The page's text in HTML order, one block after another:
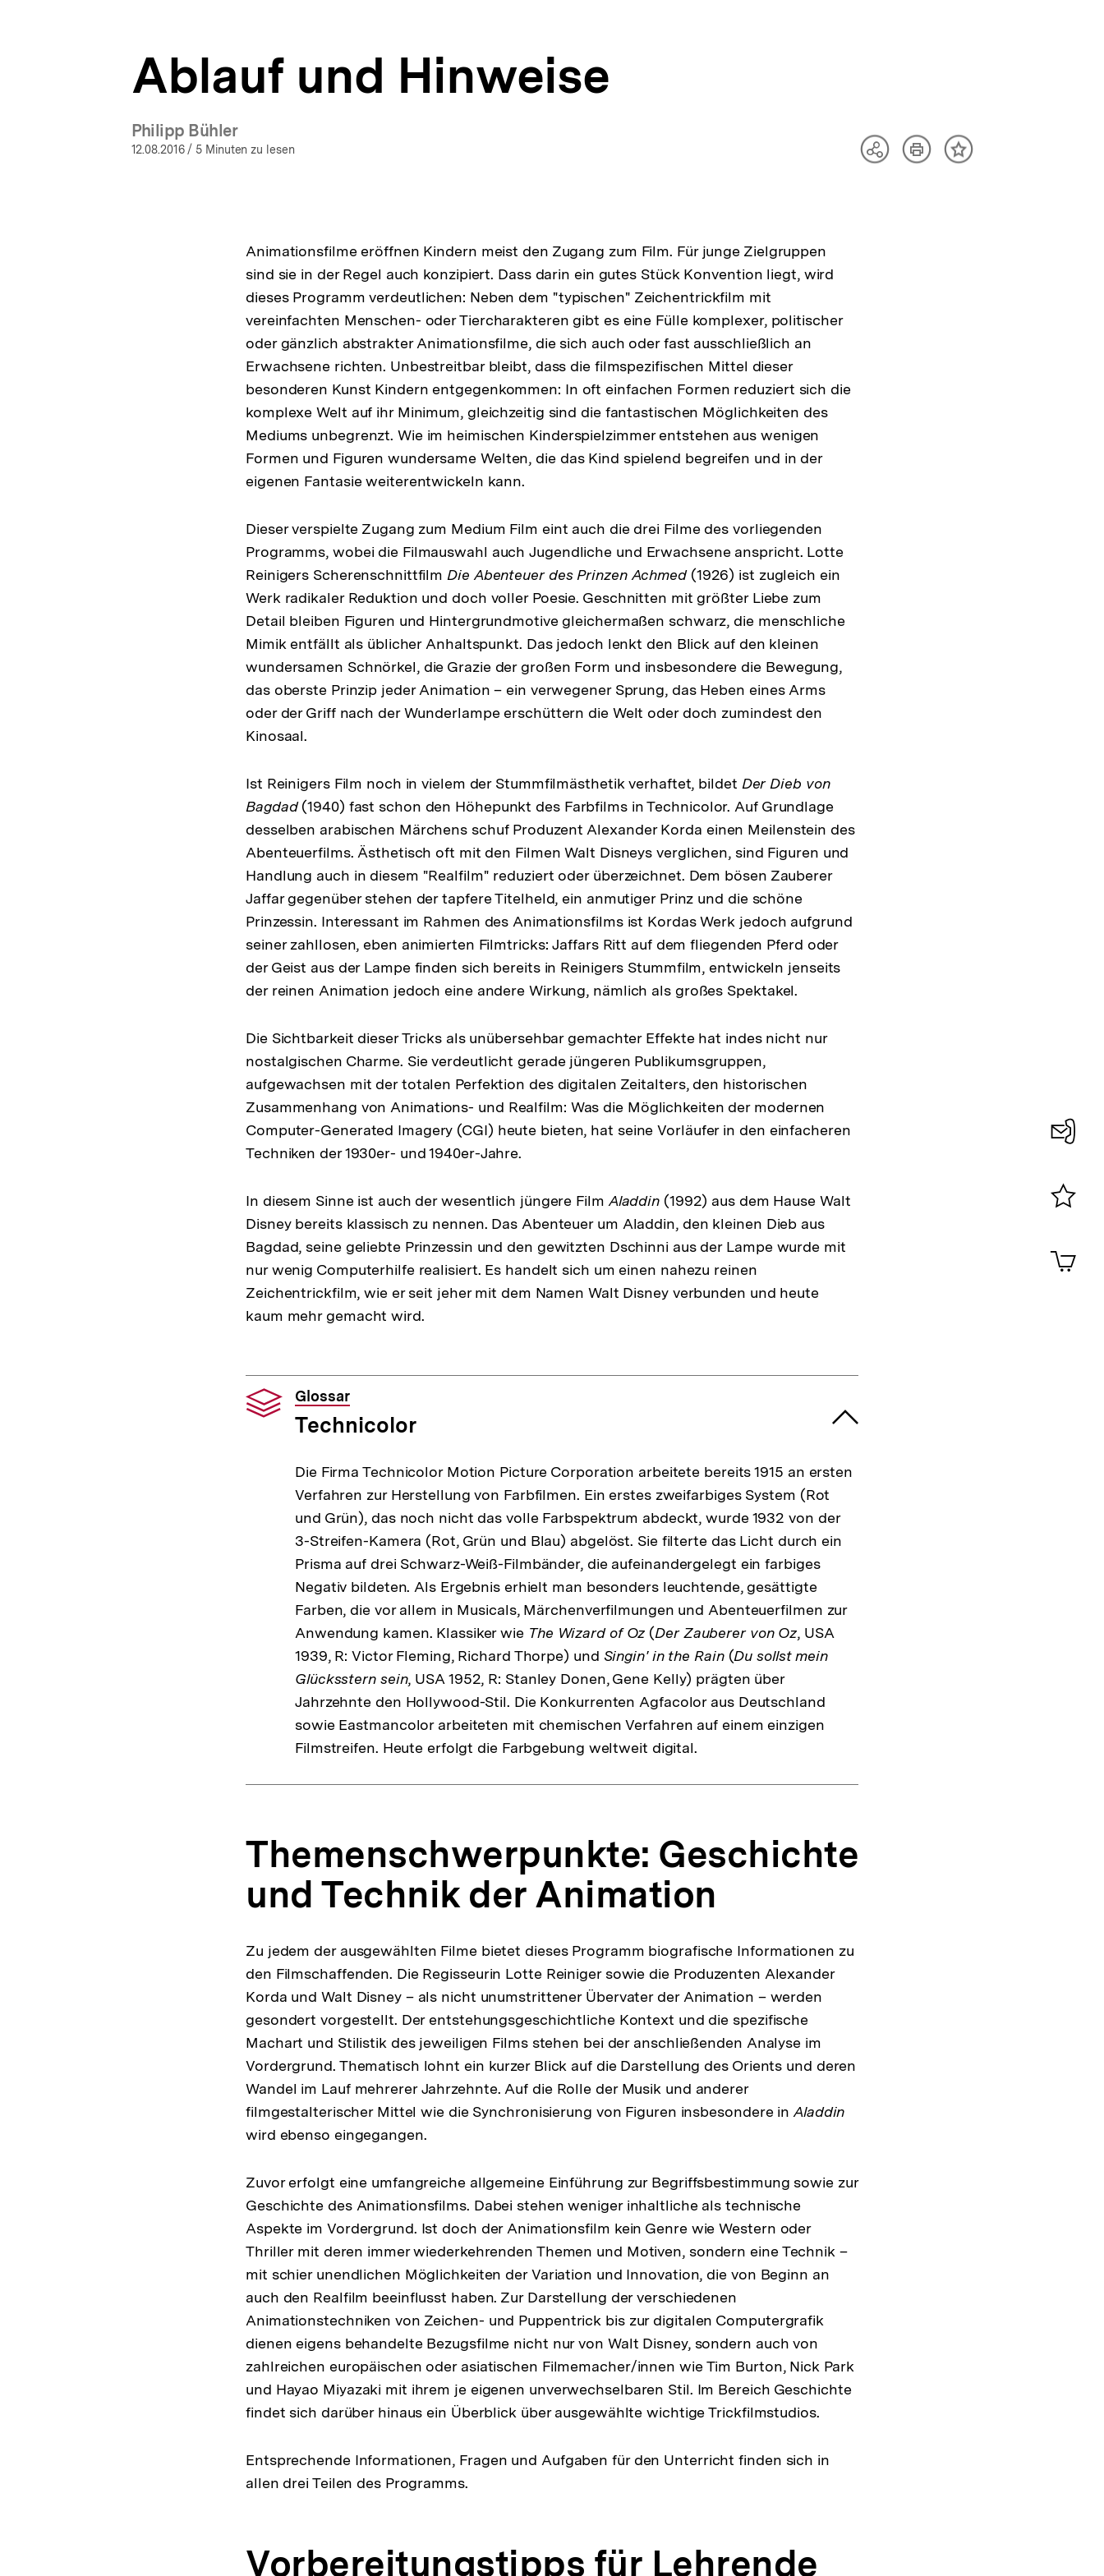
Ablauf und Hinweise
Philipp Bühler
12.08.2016/ 5 Minuten zu lesen
TeilenArtikelInhalt
Animationsfilme eröffnen Kindern meist den Zugang zum Film. Für junge Zielgruppen
sind sie in der Regel auch konzipiert. Dass darin ein gutes Stück Konvention liegt, wird
dieses Programm verdeutlichen: Neben dem "typischen" Zeichentrickfilm mit
vereinfachten Menschen- oder Tiercharakteren gibt es eine Fülle komplexer, politischer
oder gänzlich abstrakter Animationsfilme, die sich auch oder fast ausschließlich an
Erwachsene richten. Unbestreitbar bleibt, dass die filmspezifischen Mittel dieser
besonderen Kunst Kindern entgegenkommen: In oft einfachen Formen reduziert sich die
komplexe Welt auf ihr Minimum, gleichzeitig sind die fantastischen Möglichkeiten des
Mediums unbegrenzt. Wie im heimischen Kinderspielzimmer entstehen aus wenigen
Formen und Figuren wundersame Welten, die das Kind spielend begreifen und in der
eigenen Fantasie weiterentwickeln kann.
Dieser verspielte Zugang zum Medium Film eint auch die drei Filme des vorliegenden
Programms, wobei die Filmauswahl auch Jugendliche und Erwachsene anspricht. Lotte
Reinigers Scherenschnittfilm Die Abenteuer des Prinzen Achmed(1926) ist zugleich ein
Werk radikaler Reduktion und doch voller Poesie. Geschnitten mit größter Liebe zum
Detail bleiben Figuren und Hintergrundmotive gleichermaßen schwarz, die menschliche
Mimik entfällt als üblicher Anhaltspunkt. Das jedoch lenkt den Blick auf den kleinen
wundersamen Schnörkel, die Grazie der großen Form und insbesondere die Bewegung,
das oberste Prinzip jeder Animation – ein verwegener Sprung, das Heben eines Arms
oder der Griff nach der Wunderlampe erschüttern die Welt oder doch zumindest den
Kinosaal.
Ist Reinigers Film noch in vielem der Stummfilmästhetik verhaftet, bildet Der Dieb von
Bagdad(1940) fast schon den Höhepunkt des Farbfilms in Technicolor. Auf Grundlage
desselben arabischen Märchens schuf Produzent Alexander Korda einen Meilenstein des
Abenteuerfilms. Ästhetisch oft mit den Filmen Walt Disneys verglichen, sind Figuren und
Handlung auch in diesem "Realfilm" reduziert oder überzeichnet. Dem bösen Zauberer
Jaffar gegenüber stehen der tapfere Titelheld, ein anmutiger Prinz und die schöne
Prinzessin. Interessant im Rahmen des Animationsfilms ist Kordas Werk jedoch aufgrund
seiner zahllosen, eben animierten Filmtricks: Jaffars Ritt auf dem fliegenden Pferd oder
der Geist aus der Lampe finden sich bereits in Reinigers Stummfilm, entwickeln jenseits
der reinen Animation jedoch eine andere Wirkung, nämlich als großes Spektakel.
Die Sichtbarkeit dieser Tricks als unübersehbar gemachter Effekte hat indes nicht nur
nostalgischen Charme. Sie verdeutlicht gerade jüngeren Publikumsgruppen,
aufgewachsen mit der totalen Perfektion des digitalen Zeitalters, den historischen
Zusammenhang von Animations- und Realfilm: Was die Möglichkeiten der modernen
Computer-Generated Imagery (CGI) heute bieten, hat seine Vorläufer in den einfacheren
Techniken der 1930er- und 1940er-Jahre.
In diesem Sinne ist auch der wesentlich jüngere Film Aladdin (1992) aus dem Hause Walt
Disney bereits klassisch zu nennen. Das Abenteuer um Aladdin, den kleinen Dieb aus
Bagdad, seine geliebte Prinzessin und den gewitzten Dschinni aus der Lampe wurde mit
nur wenig Computerhilfe realisiert. Es handelt sich um einen nahezu reinen
Zeichentrickfilm, wie er seit jeher mit dem Namen Walt Disney verbunden und heute
kaum mehr gemacht wird.
Glossar
Technicolor
Die Firma Technicolor Motion Picture Corporation arbeitete bereits 1915 an ersten
Verfahren zur Herstellung von Farbfilmen. Ein erstes zweifarbiges System (Rot
und Grün), das noch nicht das volle Farbspektrum abdeckt, wurde 1932 von der
3-Streifen-Kamera (Rot, Grün und Blau) abgelöst. Sie filterte das Licht durch ein
Prisma auf drei Schwarz-Weiß-Filmbänder, die aufeinandergelegt ein farbiges
Negativ bildeten. Als Ergebnis erhielt man besonders leuchtende, gesättigte
Farben, die vor allem in Musicals, Märchenverfilmungen und Abenteuerfilmen zur
Anwendung kamen. Klassiker wie The Wizard of Oz (Der Zauberer von Oz, USA
1939, R: Victor Fleming, Richard Thorpe) und Singin' in the Rain(Du sollst mein
Glücksstern sein, USA 1952, R: Stanley Donen, Gene Kelly) prägten über
Jahrzehnte den Hollywood-Stil. Die Konkurrenten Agfacolor aus Deutschland
sowie Eastmancolor arbeiteten mit chemischen Verfahren auf einem einzigen
Filmstreifen. Heute erfolgt die Farbgebung weltweit digital.
Themenschwerpunkte: Geschichte
und Technik der Animation
Zu jedem der ausgewählten Filme bietet dieses Programm biografische Informationen zu
den Filmschaffenden. Die Regisseurin Lotte Reiniger sowie die Produzenten Alexander
Korda und Walt Disney – als nicht unumstrittener Übervater der Animation – werden
gesondert vorgestellt. Der entstehungsgeschichtliche Kontext und die spezifische
Machart und Stilistik des jeweiligen Films stehen bei der anschließenden Analyse im
Vordergrund. Thematisch lohnt ein kurzer Blick auf die Darstellung des Orients und deren
Wandel im Lauf mehrerer Jahrzehnte. Auf die Rolle der Musik und anderer
filmgestalterischer Mittel wie die Synchronisierung von Figuren insbesondere inAladdin
wird ebenso eingegangen.
Zuvor erfolgt eine umfangreiche allgemeine Einführung zur Begriffsbestimmung sowie zur
Geschichte des Animationsfilms. Dabei stehen weniger inhaltliche als technische
Aspekte im Vordergrund. Ist doch der Animationsfilm kein Genre wie Western oder
Thriller mit deren immer wiederkehrenden Themen und Motiven, sondern eine Technik –
mit schier unendlichen Möglichkeiten der Variation und Innovation, die von Beginn an
auch den Realfilm beeinflusst haben. Zur Darstellung der verschiedenen
Animationstechniken von Zeichen- und Puppentrick bis zur digitalen Computergrafik
dienen eigens behandelte Bezugsfilme nicht nur von Walt Disney, sondern auch von
zahlreichen europäischen oder asiatischen Filmemacher/innen wie Tim Burton, Nick Park
und Hayao Miyazaki mit ihrem je eigenen unverwechselbaren Stil. Im Bereich Geschichte
findet sich darüber hinaus ein Überblick über ausgewählte wichtige Trickfilmstudios.
Entsprechende Informationen, Fragen und Aufgaben für den Unterricht finden sich in
allen drei Teilen des Programms.
Vorbereitungstipps für Lehrende